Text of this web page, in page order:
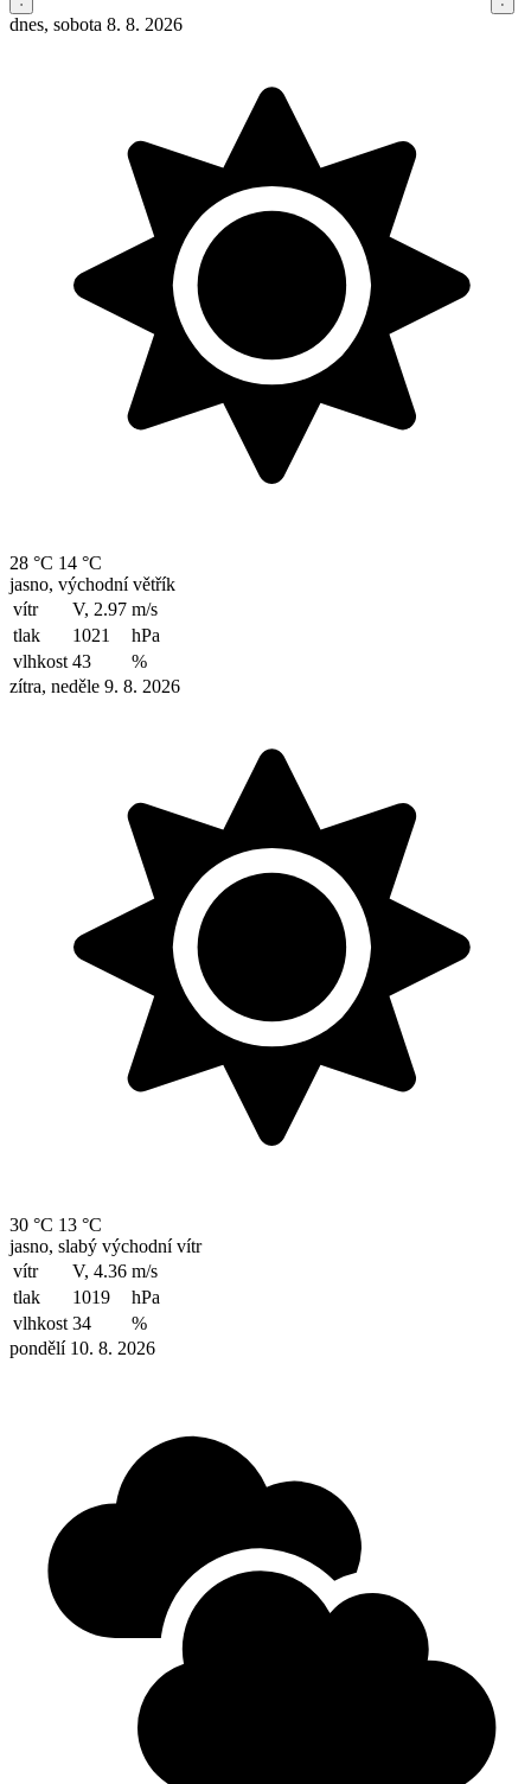
dnes, sobota 8. 8. 2026
28 °C 14 °C
jasno, východní větřík
vítr
V, 2.97 m/s
tlak
1021
hPa
vlhkost 43
%
zítra, neděle 9. 8. 2026
30 °C 13 °C
jasno, slabý východní vítr
vítr
V, 4.36 m/s
tlak
1019
hPa
vlhkost 34
%
pondělí 10. 8. 2026